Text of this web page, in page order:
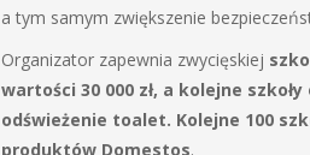
a tym samym zwiększenie
Organizator zapewnia zwycięskiej
wartości 30 000 zł, a kolejne
odświeżenie toalet. Kolejne 100
produktów Domestos.